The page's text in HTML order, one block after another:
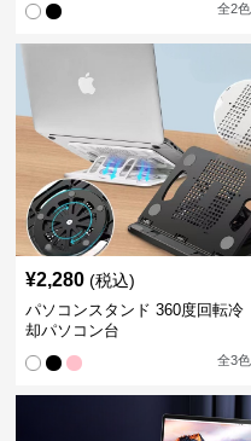
全2色
¥2,280 (税込)
パソコンスタンド 360度回転冷
却パソコン台
全3色